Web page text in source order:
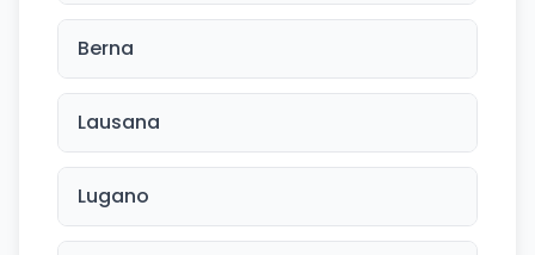
Berna
Lausana
Lugano